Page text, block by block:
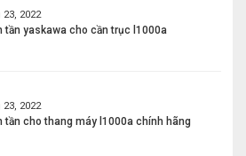
23, 2022
tần yaskawa cho cần trục l1000a
23, 2022
tần cho thang máy l1000a chính hãng